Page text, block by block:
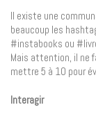
Il existe une
beaucoup les
#instabooks ou
Mais attention, il ne
mettre 5 à 10 pour
Interagir